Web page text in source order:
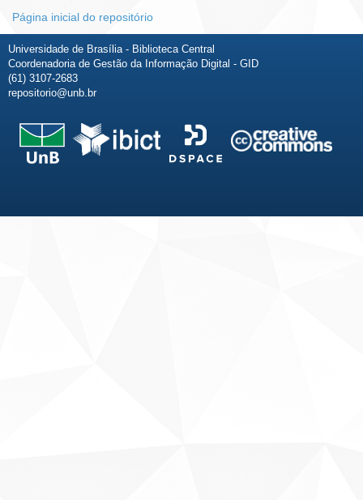
Página inicial do repositório
Universidade de Brasília - Biblioteca Central
Coordenadoria de Gestão da Informação Digital - GID
(61) 3107-2683
repositorio@unb.br